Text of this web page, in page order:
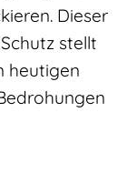
Dieser
stellt
heutigen